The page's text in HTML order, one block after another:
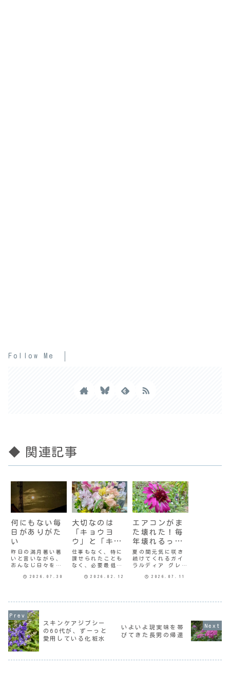
Follow Me
◆ 関連記事
何にもない毎
日がありがた
い
昨日の満月暑い暑
いと言いながら、
おんなじ日々を繰
に7月ももう終わり
に入れて、エアコ
ンの効いた部屋に
いられるのが一瞬
にして当たり前で
はなくなる。そん
な現実が身に
染...
2026.07.30
大切なのは
「キョウヨ
ウ」と「キョ
ウイク」
仕事もなく、特に
課せられたことも
なく、必要最低限
ると、だんだん籠
てしまう。そうい
うことも、最近の
鬱々とした気分の
2026.02.12
エアコンがま
た壊れた！毎
年壊れるって
どういうこ
と？
夏の間元気に咲き
続けてくれるガイ
ラルディア グレー
梅雨が明けた途端
替えたので、その
時にわたしの部屋
にもついにエアコ
2026.07.11
スキンケアジプシー
の60代が、ずーっと
愛用している化粧水
いよいよ現実味を帯
びてきた長男の帰還